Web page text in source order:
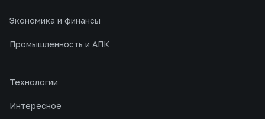
Экономика и финансы
Промышленность и АПК
Технологии
Интересное